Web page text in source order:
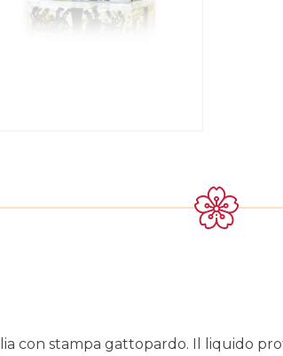
con stampa gattopardo. Il liquido